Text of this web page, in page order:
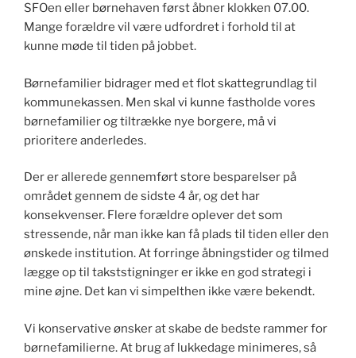
SFOen eller børnehaven først åbner klokken 07.00.
Mange forældre vil være udfordret i forhold til at
kunne møde til tiden på jobbet.
Børnefamilier bidrager med et flot skattegrundlag til
kommunekassen. Men skal vi kunne fastholde vores
børnefamilier og tiltrække nye borgere, må vi
prioritere anderledes.
Der er allerede gennemført store besparelser på
området gennem de sidste 4 år, og det har
konsekvenser. Flere forældre oplever det som
stressende, når man ikke kan få plads til tiden eller den
ønskede institution. At forringe åbningstider og tilmed
lægge op til takststigninger er ikke en god strategi i
mine øjne. Det kan vi simpelthen ikke være bekendt.
Vi konservative ønsker at skabe de bedste rammer for
børnefamilierne. At brug af lukkedage minimeres, så